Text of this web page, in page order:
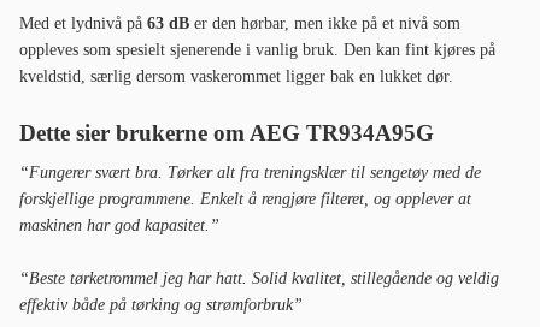
Med et lydnivå på 63 dB er den hørbar, men ikke på et nivå som
oppleves som spesielt sjenerende i vanlig bruk. Den kan fint kjøres på
kveldstid, særlig dersom vaskerommet ligger bak en lukket dør.
Dette sier brukerne om AEG TR934A95G
“Fungerer svært bra. Tørker alt fra treningsklær til sengetøy med de
forskjellige programmene. Enkelt å rengjøre filteret, og opplever at
maskinen har god kapasitet.”
“Beste tørketrommel jeg har hatt. Solid kvalitet, stillegående og veldig
effektiv både på tørking og strømforbruk”